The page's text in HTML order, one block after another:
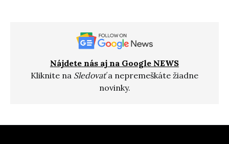
Nájdete nás aj na Google NEWS
Kliknite na Sledovaťa nepremeškáte žiadne
novinky.